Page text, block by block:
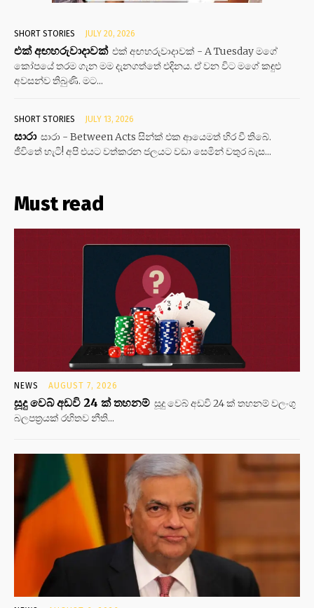
SHORT STORIES JULY 20, 2026
එක් අඟහරුවාදාවක් එක් අඟහරුවාදාවක් - A Tuesday මගේ
කෝපයේ තරම ගැන මම දැනගත්තේ එදිනය. ඒ වන විට මගේ කඳුළු
අවසන්ව තිබුණි. මට...
SHORT STORIES JULY 13, 2026
සාරා සාරා - Between Acts සින්ක් එක ආයෙමත් හිර වී තිබේ.
ජීවිතේ හැටි! අපි එයට වත්කරන ජලයට වඩා සෙමින් වතුර බැස...
Must read
NEWS AUGUST 7, 2026
සූදු වෙබ් අඩවි 24 ක් තහනම් සූදු වෙබ් අඩවි 24 ක් තහනම් වලංගු
බලපත්‍රයක් රහිතව නීති...